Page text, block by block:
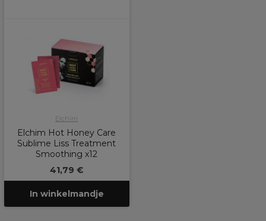
Elchim
Elchim Hot Honey Care
Sublime Liss Treatment
Smoothing x12
41,79 €
In winkelmandje